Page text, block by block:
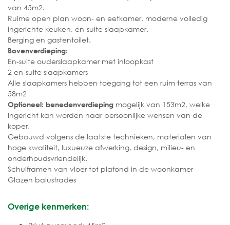
van 45m2.
Ruime open plan woon- en eetkamer, moderne volledig
ingerichte keuken, en-suite slaapkamer.
Berging en gastentoilet.
Bovenverdieping:
En-suite ouderslaapkamer met inloopkast
2 en-suite slaapkamers
Alle slaapkamers hebben toegang tot een ruim terras van
58m2
Optioneel: benedenverdieping mogelijk van 153m2, welke
ingericht kan worden naar persoonlijke wensen van de
koper.
Gebouwd volgens de laatste technieken, materialen van
hoge kwaliteit, luxueuze afwerking, design, milieu- en
onderhoudsvriendelijk.
Schuiframen van vloer tot plafond in de woonkamer
Glazen balustrades
Overige kenmerken: